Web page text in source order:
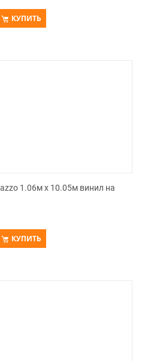
КУПИТЬ
1.06м x 10.05м винил на
КУПИТЬ